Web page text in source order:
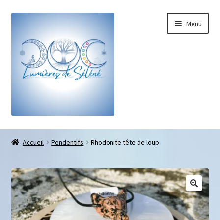
Menu
Boutique
Galets pouce anti-stress
Pendentifs sifflet et fioles
Accueil Pendentifs Rhodonite tête de loup